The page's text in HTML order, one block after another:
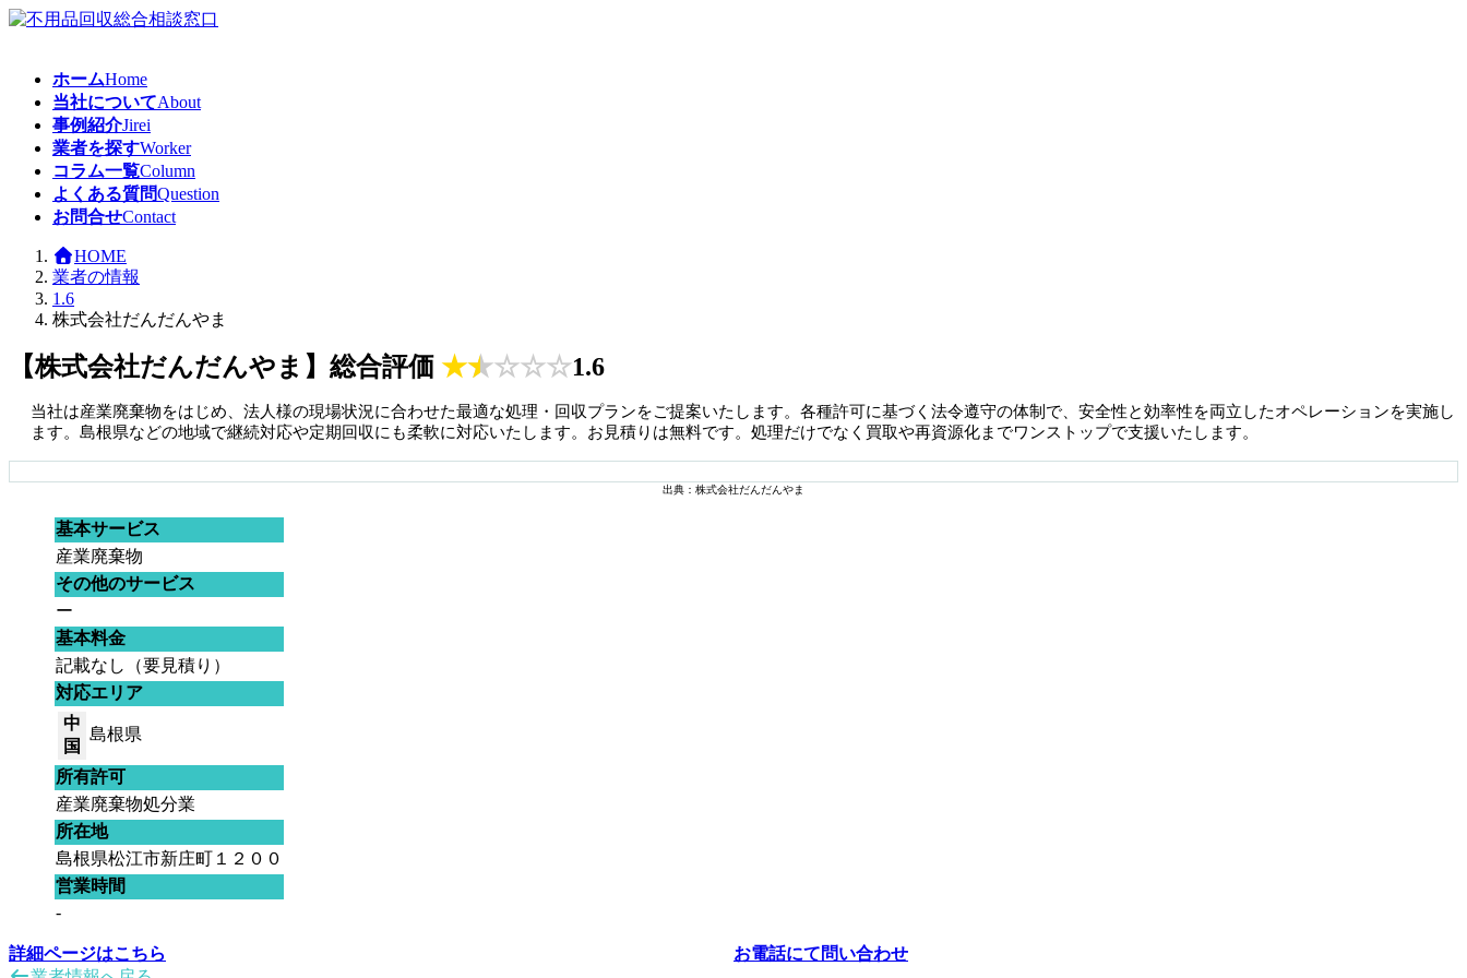
コ
ナ
ホームHome
当社についてAbout
事例紹介Jirei
業者を探すWorker
コラム一覧Column
よくある質問Question
お問合せContact
HOME
業者の情報
1.6
株式会社だんだんやま
【株式会社だんだんやま】総合評価 ★★☆☆☆1.6
当社は産業廃棄物をはじめ、法人様の現場状況に合わせた最適な処理・回収プランをご提案いたします。各種許可に基づく法令遵守の体制で、安全性と効率性を両立したオペレーションを実施し
ます。島根県などの地域で継続対応や定期回収にも柔軟に対応いたします。お見積りは無料です。処理だけでなく買取や再資源化までワンストップで支援いたします。
出典：株式会社だんだんやま
基本サービス
産業廃棄物
その他のサービス
ー
基本料金
記載なし（要見積り）
対応エリア
中
国
島根県
所有許可
産業廃棄物処分業
所在地
島根県松江市新庄町１２００
営業時間
-
詳細ページはこちら
お電話にて問い合わせ